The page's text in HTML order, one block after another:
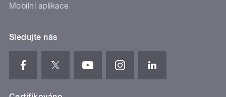
Mobilní aplikace
Sledujte nás